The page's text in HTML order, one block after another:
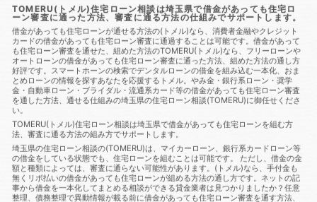
域
住宅ローン 住宅ローンに通る
住宅ローンに通る方
法
住宅ローンを組む 住宅ローン商品
住宅ローン審査
住宅ローン審査に通る
住宅ローン審査に通る方法
住宅ロー
ン相談
住宅購入 使用者責任 使用貸借 保佐人
個人
信用情報
個人民事再生 借地借家法 借地権 借金
借
金あってもローンに通る
借金あってもローンに通る方法
借
金あってもローン審査に通る
借金あってもローン審査に通る方
法
借金あっても住宅ローンに通る
借金あっても住宅ローン
に通る方法
借金あっても住宅ローン審査に通る
借金あって
も住宅ローン審査に通る方法
金あっても審査に通る
借金あっても審査に通る方法
借金あ
っても通る
借金あっても通る方法
通る
借金があってもローンに通る方法
借金があってもロー
ン審査に通る
借金があってもローン審査に通る方法
借金が
あっても住宅ローンに通る
借金があっても住宅ローンに通る方
法
借金があっても住宅ローン審査に通る
借金があっても住
宅ローン審査に通る方法
借金があっても住宅ローン審査に通る
TOMERU(トメル)住宅ローン相談は埼玉県で借金があっても住宅ロ
ーン審査に通った方法、審査に通る方法の仕組みでサポートします。
借金があっても住宅ローンが通せる方法の(トメル)なら、消費者金融やクレジット
カードの借金があっても住宅ローン審査に通過することは可能です。借金があって
も住宅ローン審査を通せた、組めた方法のTOMERU(トメル)なら、フリーローンや
オートローンの借金があっても住宅ローン審査に通った方法、組めた方法の通し方
好評です。スマートホーンの検索でデンタルローンの借金を組み込む一本化、おま
とめローンの情報を探すあなたを応援するトメル。やみ金・銀行系ローン・奨学
金・自動車ローン・ブライダル・流通系カード等の借金があっても住宅ローン審査
を通した方法、通せる仕組みの埼玉県の住宅ローン相談(TOMERU)に御任せくださ
い。
TOMERU(トメル)住宅ローン相談は埼玉県で借金があっても住宅ローンを組む方
法、審査に通る方法の組み方でサポートします。
埼玉県の住宅ローン相談の(TOMERU)は、マイカーローン、銀行系カードローン等
の借金をしている状態でも、住宅ローンを組むことは可能です。 ただし、借金の金
額と種類によっては、審査に通らない可能性があります。(トメル)なら、手付金も
無くリボ払いの借金があっても住宅ローンが組める方法の通し方です。ネットの記
事から借金を一本化してまとめる相談ができる貸金業者は見つかりましたか？任意
整理、債務整理で異動情報が載る前に借金があっても住宅ローン審査を通す方法、